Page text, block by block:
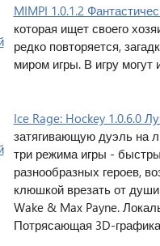
MIMPI 1.0.1.2
которая ищет своего
редко повторяется,
миром игры. В игру могут
Ice Rage: Hockey 1.0.6.0
затягивающую дуэль на
три режима игры -
разнообразных героев,
клюшкой врезать от
Wake & Max Payne.
Потрясающая 3D-